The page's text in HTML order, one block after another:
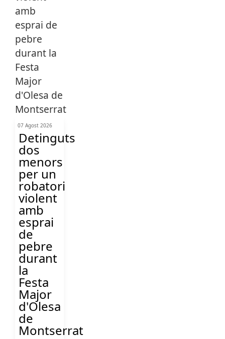
07 Agost 2026
Detinguts
dos
menors
per un
robatori
violent
amb
esprai
de
pebre
durant
la
Festa
Major
d'Olesa
de
Montserrat